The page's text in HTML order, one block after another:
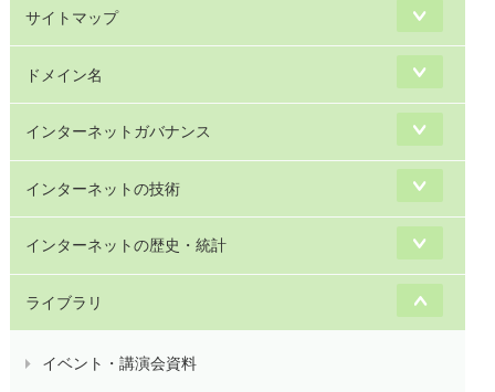
サイトマップ
ドメイン名
インターネットガバナンス
インターネットの技術
インターネットの歴史・統計
ライブラリ
イベント・講演会資料